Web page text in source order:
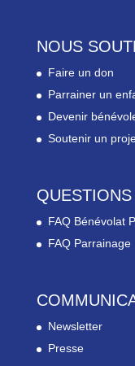
NOUS
Faire un don
Parrainer un
Devenir
Soutenir un
FAQ Bénévolat
FAQ Parrainage
Newsletter
Presse